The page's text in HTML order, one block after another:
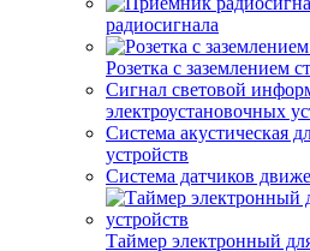
радиосигнала
Розетка с заземлением
Сигнал световой
электроустановочных
Система акустическая
устройств
Система датчиков
Таймер электронный